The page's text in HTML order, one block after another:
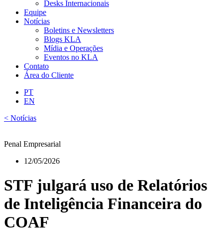
Desks Internacionais
Equipe
Notícias
Boletins e Newsletters
Blogs KLA
Mídia e Operações
Eventos no KLA
Contato
Área do Cliente
PT
EN
< Notícias
Penal Empresarial
12/05/2026
STF julgará uso de Relatórios
de Inteligência Financeira do
COAF